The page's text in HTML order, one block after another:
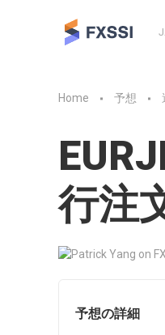
Home 予想
行注
予想の詳細